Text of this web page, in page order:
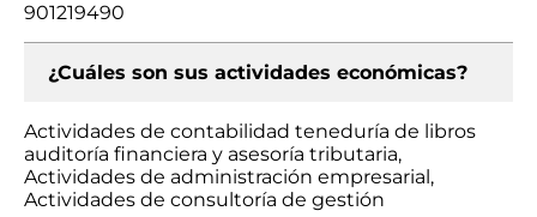
901219490
¿Cuáles son sus actividades económicas?
Actividades de contabilidad teneduría de libros
auditoría financiera y asesoría tributaria,
Actividades de administración empresarial,
Actividades de consultoría de gestión